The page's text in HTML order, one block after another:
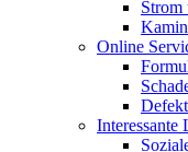
Strom
Online
Interessante